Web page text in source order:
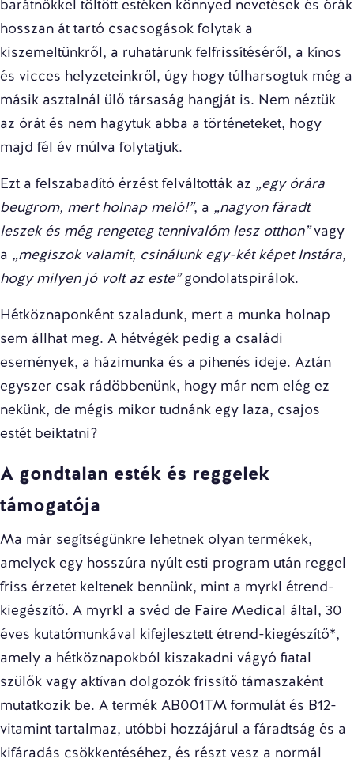
barátnőkkel töltött estéken könnyed nevetések és órák
hosszan át tartó csacsogások folytak a
kiszemeltünkről, a ruhatárunk felfrissítéséről, a kínos
és vicces helyzeteinkről, úgy hogy túlharsogtuk még a
másik asztalnál ülő társaság hangját is. Nem néztük
az órát és nem hagytuk abba a történeteket, hogy
majd fél év múlva folytatjuk.
Ezt a felszabadító érzést felváltották az „egy órára
beugrom, mert holnap meló!”, a „nagyon fáradt
leszek és még rengeteg tennivalóm lesz otthon”vagy
a „megiszok valamit, csinálunk egy-két képet Instára,
hogy milyen jó volt az este”gondolatspirálok.
Hétköznaponként szaladunk, mert a munka holnap
sem állhat meg. A hétvégék pedig a családi
események, a házimunka és a pihenés ideje. Aztán
egyszer csak rádöbbenünk, hogy már nem elég ez
nekünk, de mégis mikor tudnánk egy laza, csajos
estét beiktatni?
A gondtalan esték és reggelek
támogatója
Ma már segítségünkre lehetnek olyan termékek,
amelyek egy hosszúra nyúlt esti program után reggel
friss érzetet keltenek bennünk, mint a myrkl étrend-
kiegészítő. A myrkl a svéd de Faire Medical által, 30
éves kutatómunkával kifejlesztett étrend-kiegészítő*,
amely a hétköznapokból kiszakadni vágyó fiatal
szülők vagy aktívan dolgozók frissítő támaszaként
mutatkozik be. A termék AB001TM formulát és B12-
vitamint tartalmaz, utóbbi hozzájárul a fáradtság és a
kifáradás csökkentéséhez, és részt vesz a normál